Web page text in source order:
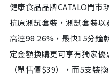
健康食品品牌CATALO門市
抗原測試套裝，測試套裝
高達98.26%，最快15分鐘
定金額換購更可享有獨家
（單售價$39），而5支裝